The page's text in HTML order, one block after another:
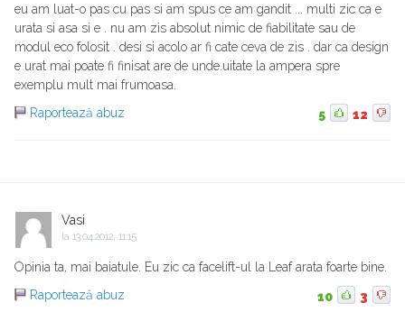
eu am luat-o pas cu pas si am spus ce am gandit ... multi zic ca e
urata si asa si e . nu am zis absolut nimic de fiabilitate sau de
modul eco folosit . desi si acolo ar fi cate ceva de zis . dar ca design
e urat mai poate fi finisat are de unde.uitate la ampera spre
exemplu mult mai frumoasa.
Raportează abuz
5 12
Vasi
la 13.04.2012, 11:15
Opinia ta, mai baiatule. Eu zic ca facelift-ul la Leaf arata foarte bine.
Raportează abuz
10 3